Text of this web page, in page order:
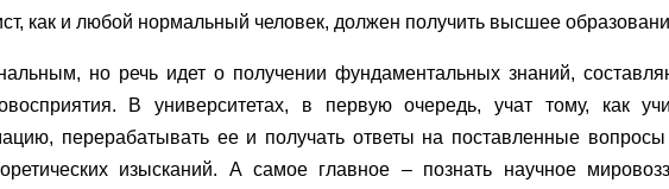
как и любой нормальный человек, должен получить высшее
но речь идет о получении фундаментальных знаний,
В университетах, в первую очередь, учат тому, как
перерабатывать ее и получать ответы на поставленные
изысканий. А самое главное – познать научное